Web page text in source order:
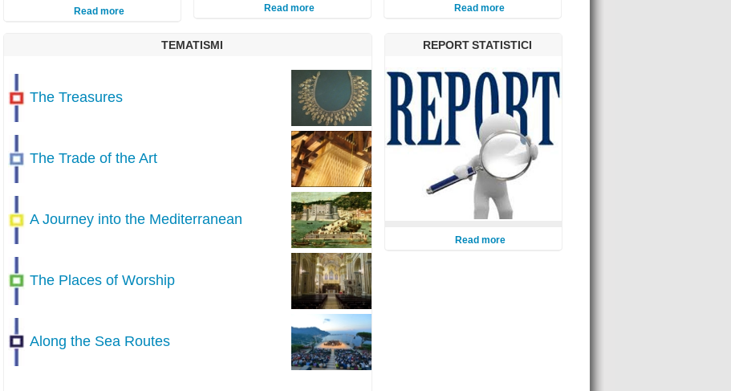
Read more Read more Read more
TEMATISMI
The Treasures
The Trade of the Art
A Journey into the Mediterranean
The Places of Worship
Along the Sea Routes
REPORT STATISTICI
Read more